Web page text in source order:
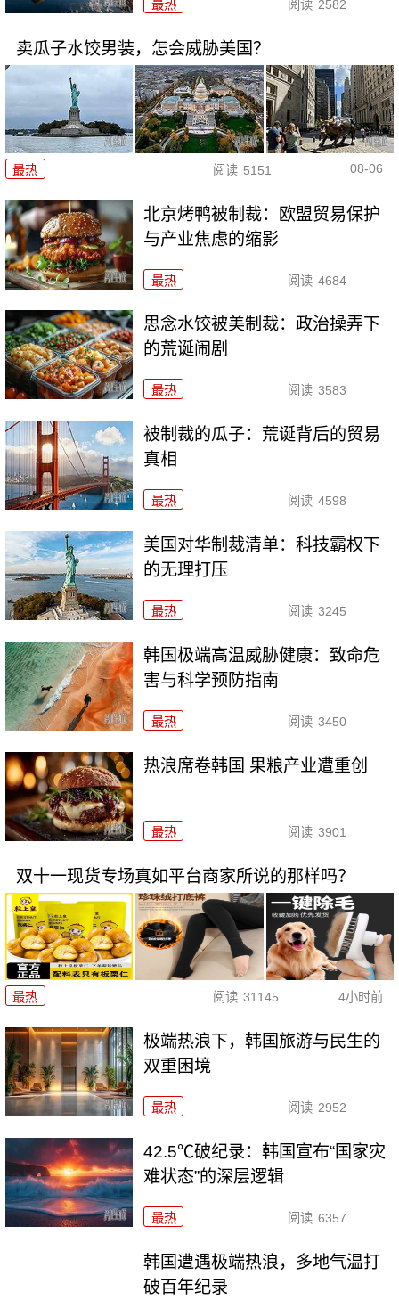
最热 阅读 2582
卖瓜子水饺男装，怎会威胁美国？
最热 阅读 5151 08-06
北京烤鸭被制裁：欧盟贸易保护
与产业焦虑的缩影
最热 阅读 4684
思念水饺被美制裁：政治操弄下
的荒诞闹剧
最热 阅读 3583
被制裁的瓜子：荒诞背后的贸易
真相
最热 阅读 4598
美国对华制裁清单：科技霸权下
的无理打压
最热 阅读 3245
韩国极端高温威胁健康：致命危
害与科学预防指南
最热 阅读 3450
热浪席卷韩国 果粮产业遭重创
最热 阅读 3901
双十一现货专场真如平台商家所说的那样吗？
最热 阅读 31145 4小时前
极端热浪下，韩国旅游与民生的
双重困境
最热 阅读 2952
42.5℃破纪录：韩国宣布“国家灾
难状态”的深层逻辑
最热 阅读 6357
韩国遭遇极端热浪，多地气温打
破百年纪录